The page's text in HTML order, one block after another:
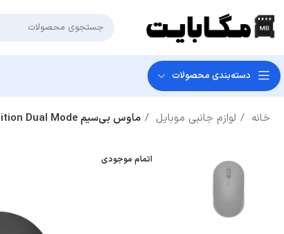
دسته‌بندی‌ محصولات
خانه لوازم جانبی موبایل ماوس بی‌سیم Xiaomi Mi Silent Edition Dual Mode مدل WXSMSBMW02 – مشکی
اتمام موجودی